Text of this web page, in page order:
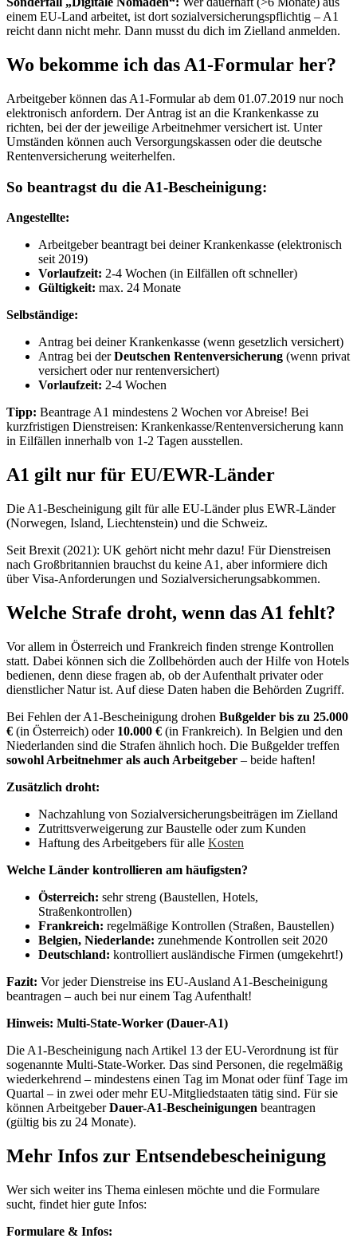
einem EU-Land arbeitet, ist dort sozialversicherungspflichtig – A1
reicht dann nicht mehr. Dann musst du dich im Zielland anmelden.
Wo bekomme ich das A1-Formular her?
Arbeitgeber können das A1-Formular ab dem 01.07.2019 nur noch
elektronisch anfordern. Der Antrag ist an die Krankenkasse zu
richten, bei der der jeweilige Arbeitnehmer versichert ist. Unter
Umständen können auch Versorgungskassen oder die deutsche
Rentenversicherung weiterhelfen.
So beantragst du die A1-Bescheinigung:
Angestellte:
Arbeitgeber beantragt bei deiner Krankenkasse (elektronisch
seit 2019)
Vorlaufzeit: 2-4 Wochen (in Eilfällen oft schneller)
Gültigkeit: max. 24 Monate
Selbständige:
Antrag bei deiner Krankenkasse (wenn gesetzlich versichert)
Antrag bei derDeutschen Rentenversicherung (wenn privat
versichert oder nur rentenversichert)
Vorlaufzeit: 2-4 Wochen
Tipp: Beantrage A1 mindestens 2 Wochen vor Abreise! Bei
kurzfristigen Dienstreisen: Krankenkasse/Rentenversicherung kann
in Eilfällen innerhalb von 1-2 Tagen ausstellen.
A1 gilt nur für EU/EWR-Länder
Die A1-Bescheinigung gilt für alle EU-Länder plus EWR-Länder
(Norwegen, Island, Liechtenstein) und die Schweiz.
Seit Brexit (2021): UK gehört nicht mehr dazu! Für Dienstreisen
nach Großbritannien brauchst du keine A1, aber informiere dich
über Visa-Anforderungen und Sozialversicherungsabkommen.
Welche Strafe droht, wenn das A1 fehlt?
Vor allem in Österreich und Frankreich finden strenge Kontrollen
statt. Dabei können sich die Zollbehörden auch der Hilfe von Hotels
bedienen, denn diese fragen ab, ob der Aufenthalt privater oder
dienstlicher Natur ist. Auf diese Daten haben die Behörden Zugriff.
Bei Fehlen der A1-Bescheinigung drohen Bußgelder bis zu 25.000
€ (in Österreich) oder 10.000 € (in Frankreich). In Belgien und den
Niederlanden sind die Strafen ähnlich hoch. Die Bußgelder treffen
sowohl Arbeitnehmer als auch Arbeitgeber – beide haften!
Zusätzlich droht:
Nachzahlung von Sozialversicherungsbeiträgen im Zielland
Zutrittsverweigerung zur Baustelle oder zum Kunden
Haftung des Arbeitgebers für alle Kosten
Welche Länder kontrollieren am häufigsten?
Österreich: sehr streng (Baustellen, Hotels,
Straßenkontrollen)
Frankreich: regelmäßige Kontrollen (Straßen, Baustellen)
Belgien, Niederlande: zunehmende Kontrollen seit 2020
Deutschland: kontrolliert ausländische Firmen (umgekehrt!)
Fazit: Vor jeder Dienstreise ins EU-Ausland A1-Bescheinigung
beantragen – auch bei nur einem Tag Aufenthalt!
Hinweis: Multi-State-Worker (Dauer-A1)
Die A1-Bescheinigung nach Artikel 13 der EU-Verordnung ist für
sogenannte Multi-State-Worker. Das sind Personen, die regelmäßig
wiederkehrend – mindestens einen Tag im Monat oder fünf Tage im
Quartal – in zwei oder mehr EU-Mitgliedstaaten tätig sind. Für sie
können ArbeitgeberDauer-A1-Bescheinigungen beantragen
(gültig bis zu 24 Monate).
Mehr Infos zur Entsendebescheinigung
Wer sich weiter ins Thema einlesen möchte und die Formulare
sucht, findet hier gute Infos:
Formulare & Infos: